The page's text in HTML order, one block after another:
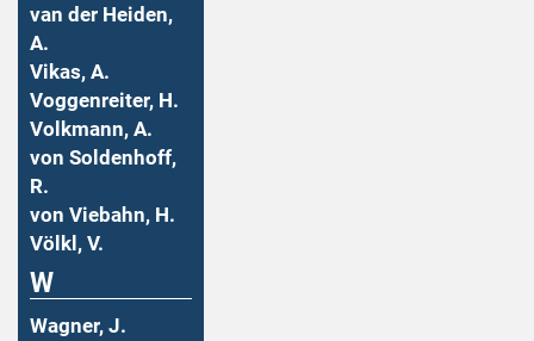
van der Heiden,
A.
Vikas, A.
Voggenreiter, H.
Volkmann, A.
von Soldenhoff,
R.
von Viebahn, H.
Völkl, V.
W
Wagner, J.